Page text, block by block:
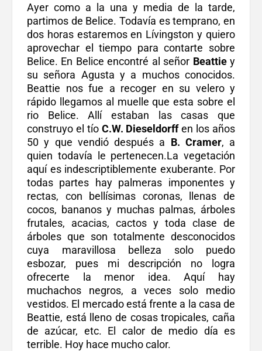
Ayer como a la una y media de la tarde,
partimos de Belice. Todavía es temprano, en
dos horas estaremos en Lívingston y quiero
aprovechar el tiempo para contarte sobre
Belice. En Belice encontré al señor Beattiey
su señora Agusta y a muchos conocidos.
Beattie nos fue a recoger en su velero y
rápido llegamos al muelle que esta sobre el
rio Belice. Allí estaban las casas que
construyo el tío C.W. Dieseldorffen los años
50 y que vendió después a B. Cramer, a
quien todavía le pertenecen.La vegetación
aquí es indescriptiblemente exuberante. Por
todas partes hay palmeras imponentes y
rectas, con bellísimas coronas, llenas de
cocos, bananos y muchas palmas, árboles
frutales, acacias, cactos y toda clase de
árboles que son totalmente desconocidos
cuya maravillosa belleza solo puedo
esbozar, pues mi descripción no logra
ofrecerte la menor idea. Aquí hay
muchachos negros, a veces solo medio
vestidos. El mercado está frente a la casa de
Beattie, está lleno de cosas tropicales, caña
de azúcar, etc. El calor de medio día es
terrible. Hoy hace mucho calor.